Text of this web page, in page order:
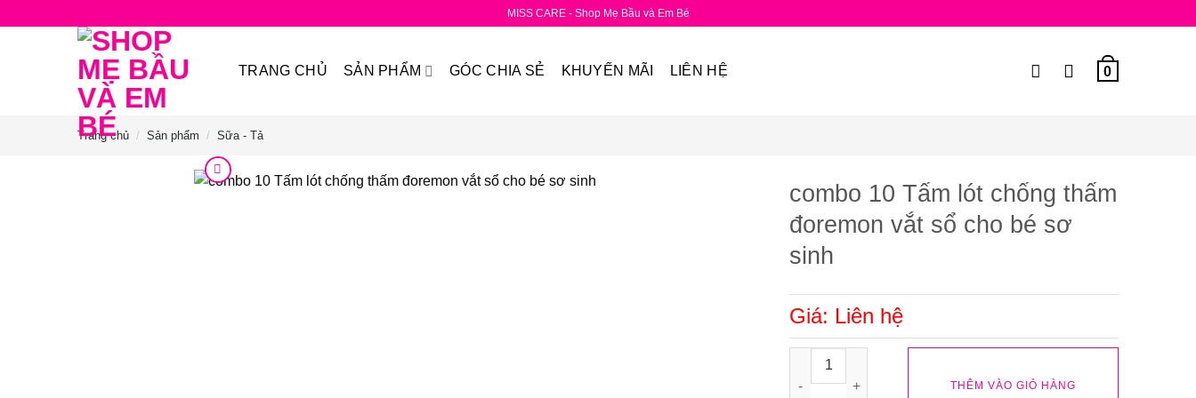
MISS CARE - Shop Mẹ Bầu và Em Bé
TRANG CHỦ SẢN PHẨM GÓC CHIA SẺ KHUYẾN MÃI LIÊN HỆ 0
Trang chủ / Sản phẩm / Sữa - Tả
combo 10 Tấm lót chống thấm
đoremon vắt sổ cho bé sơ
sinh
Giá: Liên hệ
combo 10 Tấm lót chống thấm đoremon vắt sổ cho bé sơ sinh số
THÊM VÀO GIỎ HÀNG